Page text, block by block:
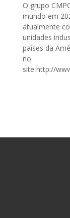
O grupo
mundo em
atualmente
unidades
países da
no
site http://